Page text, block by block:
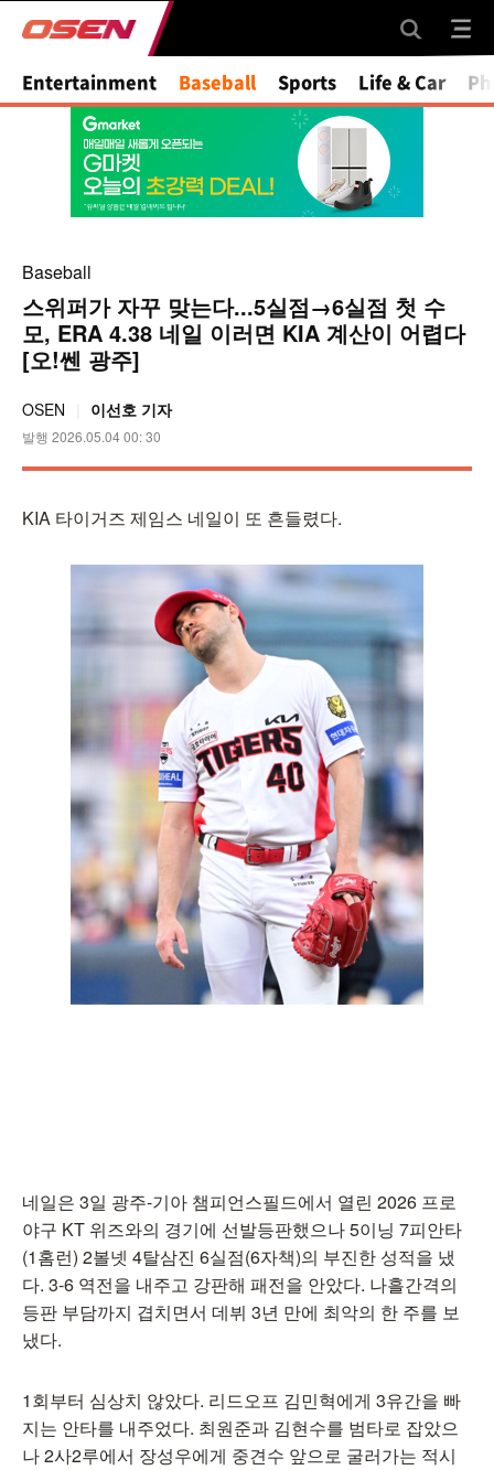
Mute
Entertainment Baseball Sports Life & Car
Baseball
스위퍼가 자꾸 맞는다...5실점→6실점 첫 수
모, ERA 4.38 네일 이러면 KIA 계산이 어렵다
[오!쎈 광주]
OSEN 이선호 기자
발행 2026.05.04 00: 30
KIA 타이거즈 제임스 네일이 또 흔들렸다.
네일은 3일 광주-기아 챔피언스필드에서 열린 2026 프로
야구 KT 위즈와의 경기에 선발등판했으나 5이닝 7피안타
(1홈런) 2볼넷 4탈삼진 6실점(6자책)의 부진한 성적을 냈
다. 3-6 역전을 내주고 강판해 패전을 안았다. 나흘간격의
등판 부담까지 겹치면서 데뷔 3년 만에 최악의 한 주를 보
냈다.
1회부터 심상치 않았다. 리드오프 김민혁에게 3유간을 빠
지는 안타를 내주었다. 최원준과 김현수를 범타로 잡았으
나 2사2루에서 장성우에게 중견수 앞으로 굴러가는 적시